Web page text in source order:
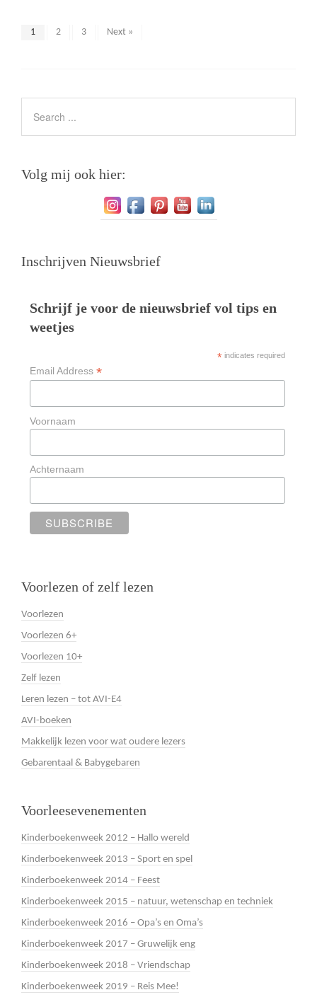
1 2 3 Next »
Volg mij ook hier:
Inschrijven Nieuwsbrief
Schrijf je voor de nieuwsbrief vol tips en
weetjes
*indicates required
Email Address *
Voornaam
Achternaam
Voorlezen of zelf lezen
Voorlezen
Voorlezen 6+
Voorlezen 10+
Zelf lezen
Leren lezen – tot AVI-E4
AVI-boeken
Makkelijk lezen voor wat oudere lezers
Gebarentaal & Babygebaren
Voorleesevenementen
Kinderboekenweek 2012 – Hallo wereld
Kinderboekenweek 2013 – Sport en spel
Kinderboekenweek 2014 – Feest
Kinderboekenweek 2015 – natuur, wetenschap en techniek
Kinderboekenweek 2016 – Opa’s en Oma’s
Kinderboekenweek 2017 – Gruwelijk eng
Kinderboekenweek 2018 – Vriendschap
Kinderboekenweek 2019 – Reis Mee!